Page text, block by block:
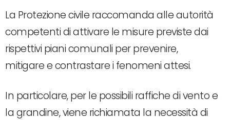
La Protezione civile raccomanda alle autorità
competenti di attivare le misure previste dai
rispettivi piani comunali per prevenire,
mitigare e contrastare i fenomeni attesi.
In particolare, per le possibili raffiche di vento e
la grandine, viene richiamata la necessità di